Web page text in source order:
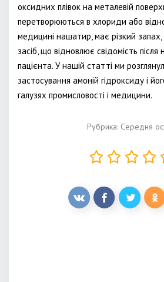
Рубрика: Середня
оксидних плівок на металевій
перетворюються в хлориди або
медицині нашатир, має різкий
засіб, що відновлює свідомість
пацієнта. У нашій статті ми
застосування амоній гідроксиду і
галузях промисловості і медицини.